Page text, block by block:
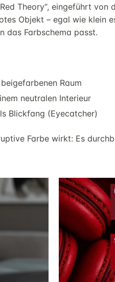
Theory“, eingeführt
Objekt – egal wie klein
das Farbschema passt.
Raum
neutralen Interieur
Blickfang (Eyecatcher)
Farbe wirkt: Es